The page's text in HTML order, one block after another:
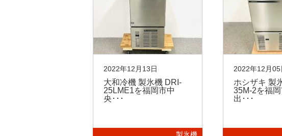
2022年12月13日
大和冷機 製氷機 DRI-
25LME1を福岡市中
央･･･
2022年12月05
ホシザキ 製
35M-2を福
出･･･